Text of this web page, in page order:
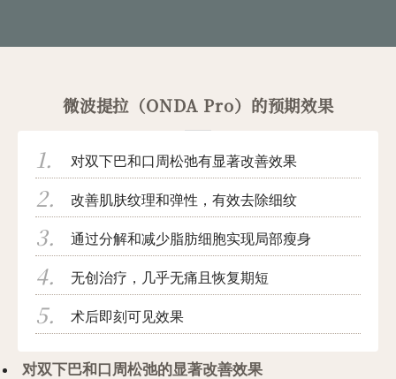
微波提拉（ONDA Pro）的预期效果
对双下巴和口周松弛有显著改善效果
改善肌肤纹理和弹性，有效去除细纹
通过分解和减少脂肪细胞实现局部瘦身
无创治疗，几乎无痛且恢复期短
术后即刻可见效果
对双下巴和口周松弛的显著改善效果